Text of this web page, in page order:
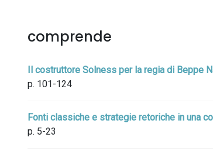
comprende
Il costruttore Solness per la regia di Beppe
p. 101-124
Fonti classiche e strategie retoriche in una
p. 5-23